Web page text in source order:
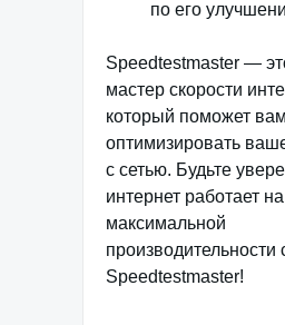
по его
Speedtestmaster —
мастер скорости
который поможет
оптимизировать
с сетью. Будьте
интернет работает
максимальной
Speedtestmaster!